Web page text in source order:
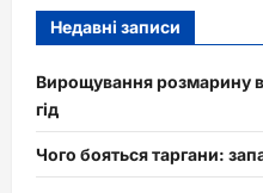
Недавні записи
Вирощування розмарину
гід
Чого бояться таргани: